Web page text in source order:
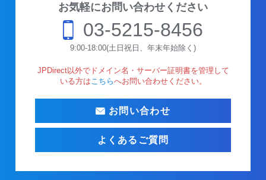
お気軽にお問い合わせください
03-5215-8456
9:00-18:00(土日祝日、年末年始除く)
JPDirect以外でドメイン名・サーバー証明書を管理して
いる方は こちらへお問い合わせください。
お問い合わせ
よくあるご質問